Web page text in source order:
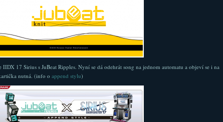
17 Sirius s JuBeat Ripples. Nyní se dá odehrát song na jednom automatu a objeví se i na
nutná. (info o append stylu)